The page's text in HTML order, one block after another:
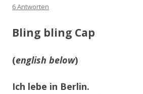
6 Antworten
Bling bling Cap
(english below)
Ich lebe in Berlin.